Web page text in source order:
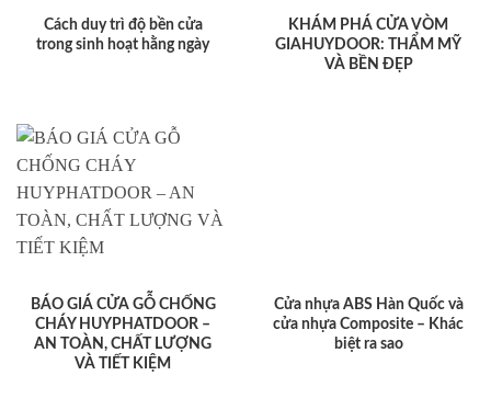
Cách duy trì độ bền cửa
trong sinh hoạt hằng ngày
KHÁM PHÁ CỬA VÒM
GIAHUYDOOR: THẨM MỸ
VÀ BỀN ĐẸP
BÁO GIÁ CỬA GỖ CHỐNG
CHÁY HUYPHATDOOR –
AN TOÀN, CHẤT LƯỢNG
VÀ TIẾT KIỆM
Cửa nhựa ABS Hàn Quốc và
cửa nhựa Composite – Khác
biệt ra sao